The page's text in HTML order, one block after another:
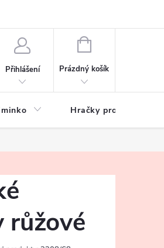
Přihlášení
NÁKUPNÍ
Prázdný košík
Hračky pro děti
růžové